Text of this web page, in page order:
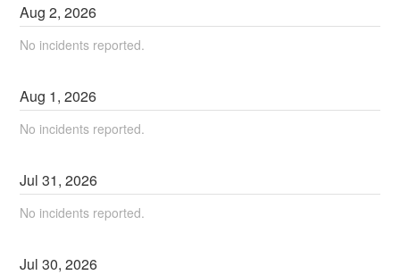
Aug2,2026
No incidents reported.
Aug 1,2026
No incidents reported.
Jul31,2026
No incidents reported.
Jul30,2026